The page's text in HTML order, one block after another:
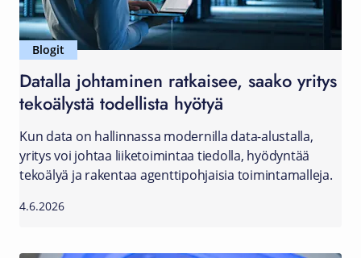
Blogit
Datalla johtaminen ratkaisee, saako yritys
tekoälystä todellista hyötyä
Kun data on hallinnassa modernilla data-alustalla,
yritys voi johtaa liiketoimintaa tiedolla, hyödyntää
tekoälyä ja rakentaa agenttipohjaisia toimintamalleja.
4.6.2026